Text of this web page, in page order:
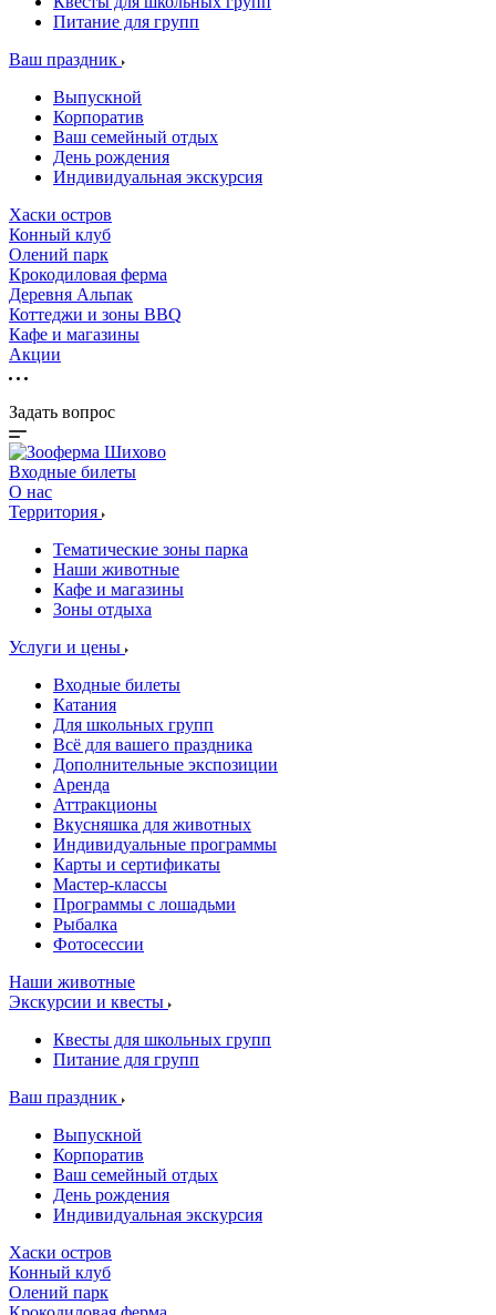
Питание для групп
Ваш праздник
Выпускной
Корпоратив
Ваш семейный отдых
День рождения
Индивидуальная экскурсия
Хаски остров
Конный клуб
Олений парк
Крокодиловая ферма
Деревня Альпак
Коттеджи и зоны BBQ
Кафе и магазины
Акции
Задать вопрос
Входные билеты
О нас
Территория
Тематические зоны парка
Наши животные
Кафе и магазины
Зоны отдыха
Услуги и цены
Входные билеты
Катания
Для школьных групп
Всё для вашего праздника
Дополнительные экспозиции
Аренда
Аттракционы
Вкусняшка для животных
Индивидуальные программы
Карты и сертификаты
Мастер-классы
Программы с лошадьми
Рыбалка
Фотосессии
Наши животные
Экскурсии и квесты
Квесты для школьных групп
Питание для групп
Ваш праздник
Выпускной
Корпоратив
Ваш семейный отдых
День рождения
Индивидуальная экскурсия
Хаски остров
Конный клуб
Олений парк